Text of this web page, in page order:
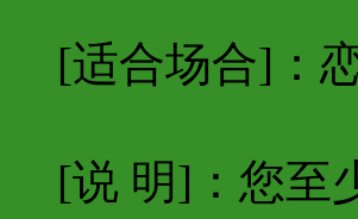
[适合场合]：
[说 明]：您至